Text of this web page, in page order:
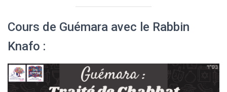
Cours de Guémara avec le Rabbin
Knafo :